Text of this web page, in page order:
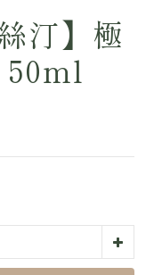
汀】極
50ml